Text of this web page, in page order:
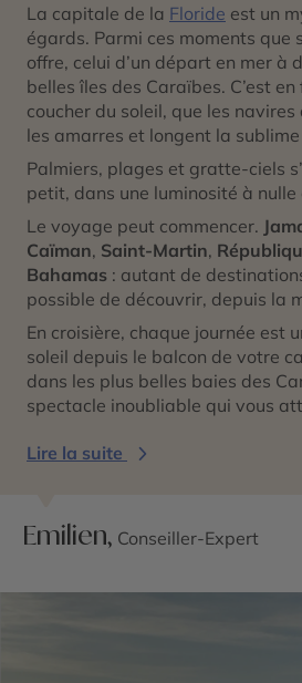
La capitale de la Floride est un
égards. Parmi ces moments que
offre, celui d’un départ en mer à
belles îles des Caraïbes. C’est
coucher du soleil, que les
les amarres et longent la
Palmiers, plages et gratte-ciels
petit, dans une luminosité à
Le voyage peut commencer.
Caïman, Saint-Martin,
Bahamas : autant de
possible de découvrir, depuis la
En croisière, chaque journée est
soleil depuis le balcon de votre
dans les plus belles baies des
spectacle inoubliable qui vous
Lire la suite
Emilien, Conseiller-Expert